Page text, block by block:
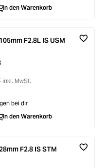
In den Warenkorb
Bewertung von 5 von 5
F2.8L IS USM
inkl. MwSt.
bei dir
In den Warenkorb
F2.8 IS STM